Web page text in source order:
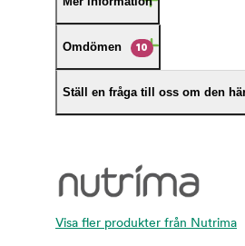
Omdömen 10
Ställ en fråga till oss om den
Visa fler produkter från Nutrima